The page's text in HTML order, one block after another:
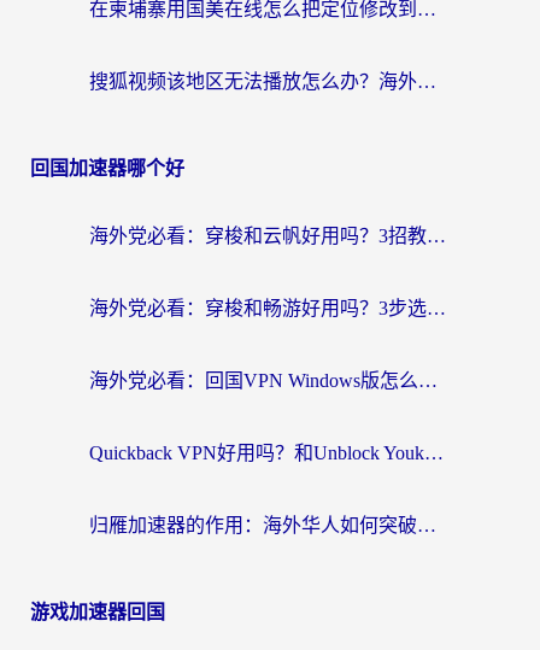
在柬埔寨用国美在线怎么把定位修改到中国国内？3个海外生活痛点一次解决
搜狐视频该地区无法播放怎么办？海外党亲测有效的回国加速指南
回国加速器哪个好
海外党必看：穿梭和云帆好用吗？3招教你选对回国加速器（附PTT翻墙+QuickbackFly2CN对比）
海外党必看：穿梭和畅游好用吗？3步选对回国加速器，无缝刷国内剧玩国服
海外党必看：回国VPN Windows版怎么选？3步找到最适合你的无缝访问方案
Quickback VPN好用吗？和Unblock YoukuVPN对比哪个回国效果更好？海外党无缝访问国内资源的实用指南
归雁加速器的作用：海外华人如何突破地域限制，无缝拥抱国内资源？
游戏加速器回国